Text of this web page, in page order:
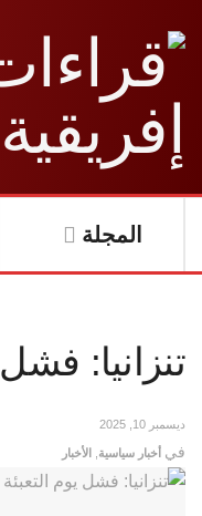
المجلة
تنزانيا:
ديسمبر 10, 2025
في أخبار سياسية الأخبار